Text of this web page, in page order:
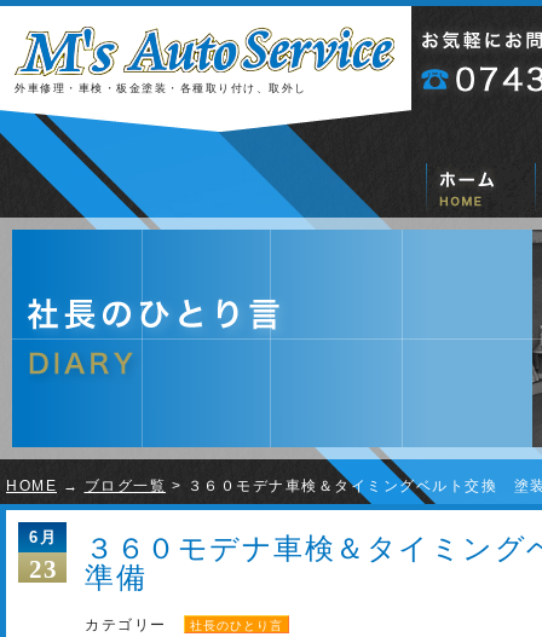
外車修理・車検・板金塗装・各種取り付け、取外し
HOME → ブログ一覧 > ３６０モデナ車検＆タイミングベルト交換 塗
6月
23
３６０モデナ車検＆タイミン
準備
カテゴリー 社長のひとり言